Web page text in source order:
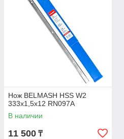
Нож BELMASH HSS W2
333х1,5х12 RN097A
В наличии
11 500 ₸